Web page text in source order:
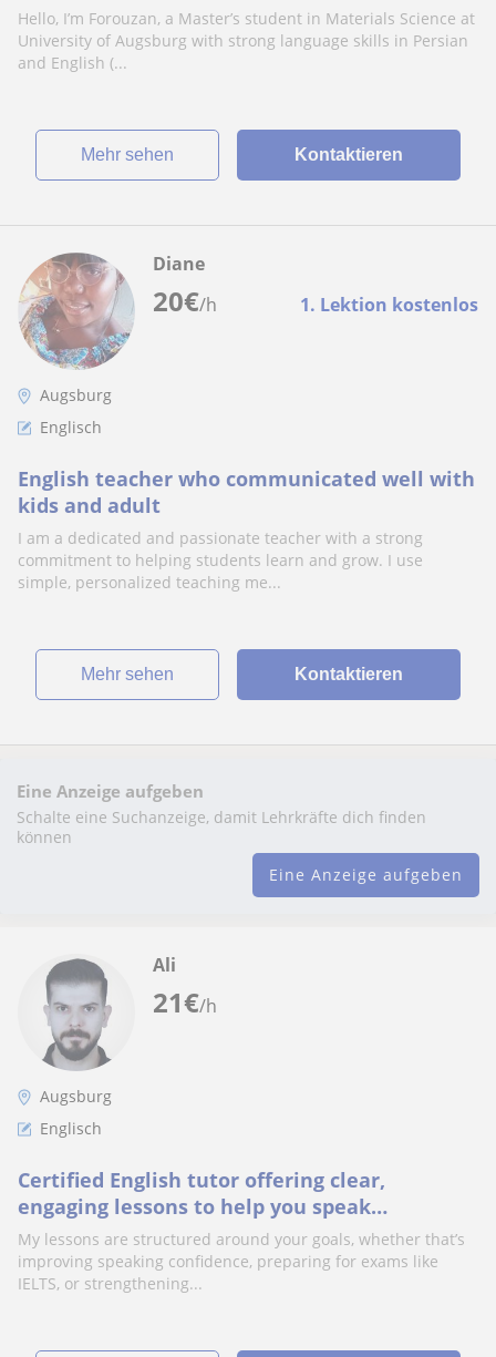
Hello, I’m Forouzan, a Master’s student in Materials Science at
University of Augsburg with strong language skills in Persian
and English (...
Mehr sehen Kontaktieren
20€/h 1. Lektion kostenlos
Diane
Augsburg
Englisch
English teacher who communicated well with
kids and adult
I am a dedicated and passionate teacher with a strong
commitment to helping students learn and grow. I use
simple, personalized teaching me...
Mehr sehen Kontaktieren
Eine Anzeige aufgeben
Schalte eine Suchanzeige, damit Lehrkräfte dich finden
können
Eine Anzeige aufgeben
21€/h
Ali
Augsburg
Englisch
Certified English tutor offering clear,
engaging lessons to help you speak
confidently and achieve your goals.
My lessons are structured around your goals, whether that’s
improving speaking confidence, preparing for exams like
IELTS, or strengthening...